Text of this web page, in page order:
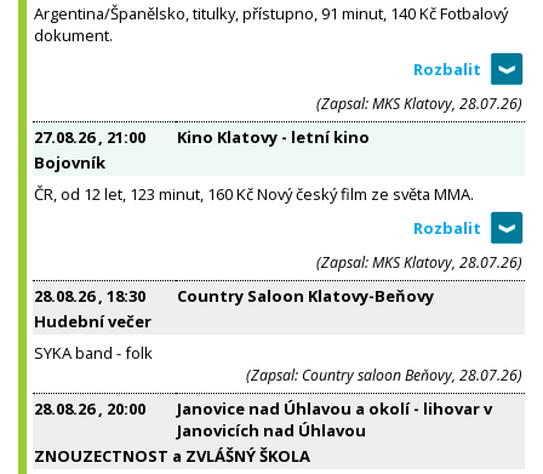
Argentina/Španělsko, titulky, přístupno, 91 minut, 140 Kč Fotbalový
dokument.
(Zapsal: MKS Klatovy, 28.07.26)
27.08.26, 21:00
Kino Klatovy - letní kino
Bojovník
ČR, od 12 let, 123 minut, 160 Kč Nový český film ze světa MMA.
(Zapsal: MKS Klatovy, 28.07.26)
28.08.26, 18:30
Country Saloon Klatovy-Beňovy
Hudební večer
SYKA band - folk
(Zapsal: Country saloon Beňovy, 28.07.26)
28.08.26, 20:00
Janovice nad Úhlavou a okolí - lihovar v
Janovicích nad Úhlavou
ZNOUZECTNOST a ZVLÁŠNÝ ŠKOLA